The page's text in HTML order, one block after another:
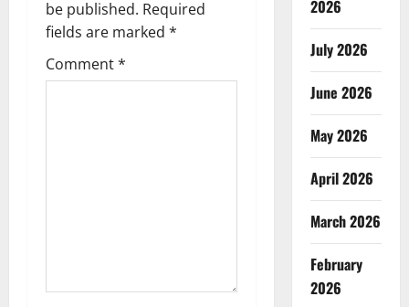
g
a
be published. Required
fields are marked *
Comment*
2026
July 2026
June 2026
May 2026
April 2026
March 2026
February
2026